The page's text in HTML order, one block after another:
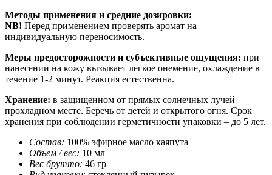
Методы применения и средние дозировки:
NB! Перед применением проверять аромат на
индивидуальную переносимость.
Меры предосторожности и субъективные ощущения: при
нанесении на кожу вызывает легкое онемение, охлаждение в
течение 1-2 минут. Реакция естественна.
Хранение: в защищенном от прямых солнечных лучей
прохладном месте. Беречь от детей и открытого огня. Срок
хранения при соблюдении герметичности упаковки – до 5 лет.
Состав: 100% эфирное масло каяпута
Объем / вес: 10 мл
Вес брутто: 46 гр